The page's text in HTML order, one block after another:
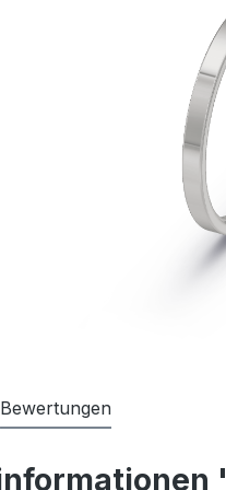
Bewertungen